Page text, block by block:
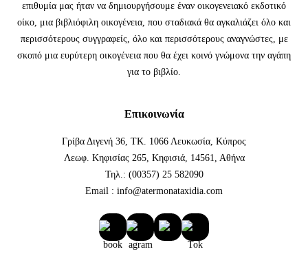
επιθυμία μας ήταν να δημιουργήσουμε έναν οικογενειακό εκδοτικό
οίκο, μια βιβλιόφιλη οικογένεια, που σταδιακά θα αγκαλιάζει όλο και
περισσότερους συγγραφείς, όλο και περισσότερους αναγνώστες, με
σκοπό μια ευρύτερη οικογένεια που θα έχει κοινό γνώμονα την αγάπη
για το βιβλίο.
Επικοινωνία
Γρίβα Διγενή 36, ΤΚ. 1066 Λευκωσία, Κύπρος
Λεωφ. Κηφισίας 265, Κηφισιά, 14561, Αθήνα
Τηλ.: (00357) 25 582090
Email : info@atermonataxidia.com